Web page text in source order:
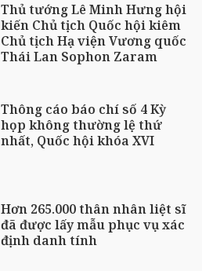
Thủ tướng Lê Minh Hưng hội
kiến Chủ tịch Quốc hội kiêm
Chủ tịch Hạ viện Vương quốc
Thái Lan Sophon Zaram
Thông cáo báo chí số 4 Kỳ
họp không thường lệ thứ
nhất, Quốc hội khóa XVI
Hơn 265.000 thân nhân liệt sĩ
đã được lấy mẫu phục vụ xác
định danh tính